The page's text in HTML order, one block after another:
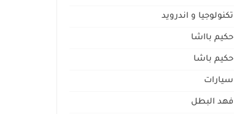
تكنولوجيا و اندرويد
حكيم بااشا
حكيم باشا
سيارات
فهد البطل